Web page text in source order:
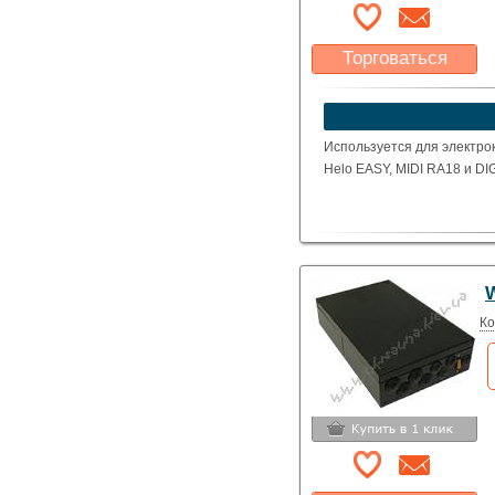
Торговаться
Какая цена Вас
устроит?
Используется для
Helo EASY, MIDI RA18 и